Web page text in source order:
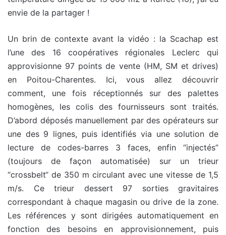
envie de la partager !
Un brin de contexte avant la vidéo : la Scachap est
l’une des 16 coopératives régionales Leclerc qui
approvisionne 97 points de vente (HM, SM et drives)
en Poitou-Charentes. Ici, vous allez découvrir
comment, une fois réceptionnés sur des palettes
homogènes, les colis des fournisseurs sont traités.
D’abord déposés manuellement par des opérateurs sur
une des 9 lignes, puis identifiés via une solution de
lecture de codes-barres 3 faces, enfin “injectés”
(toujours de façon automatisée) sur un trieur
“crossbelt“ de 350 m circulant avec une vitesse de 1,5
m/s. Ce trieur dessert 97 sorties gravitaires
correspondant à chaque magasin ou drive de la zone.
Les références y sont dirigées automatiquement en
fonction des besoins en approvisionnement, puis